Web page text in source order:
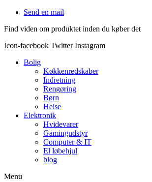
Videre
indhold
Send en mail
Find viden om produktet inden du køber det
Icon-facebook Twitter Instagram
Bolig
Køkkenredskaber
Indretning
Rengøring
Børn
Helse
Elektronik
Hvidevarer
Gamingudstyr
Computer & IT
El løbehjul
blog
Menu